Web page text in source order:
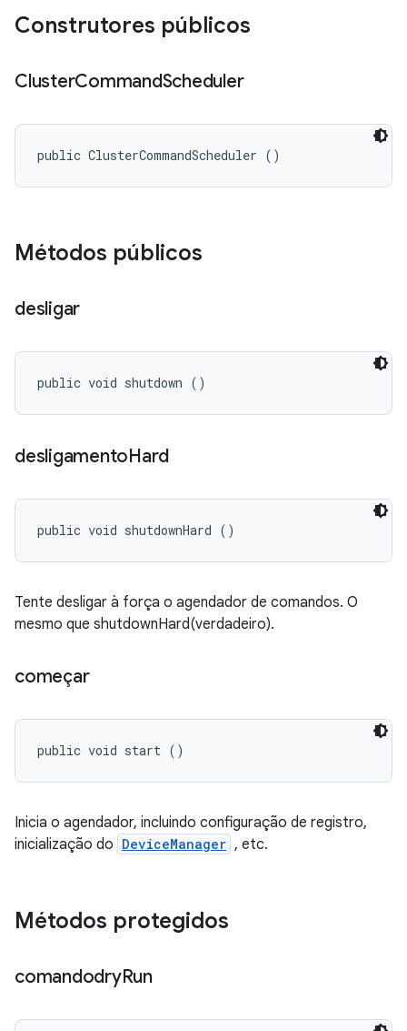
Construtores públicos
ClusterCommandScheduler
public ClusterCommandScheduler ()
Métodos públicos
desligar
public void shutdown ()
desligamentoHard
public void shutdownHard ()
Tente desligar à força o agendador de comandos. O
mesmo que shutdownHard(verdadeiro).
começar
public void start ()
Inicia o agendador, incluindo configuração de registro,
inicialização do DeviceManager , etc.
Métodos protegidos
comandodryRun